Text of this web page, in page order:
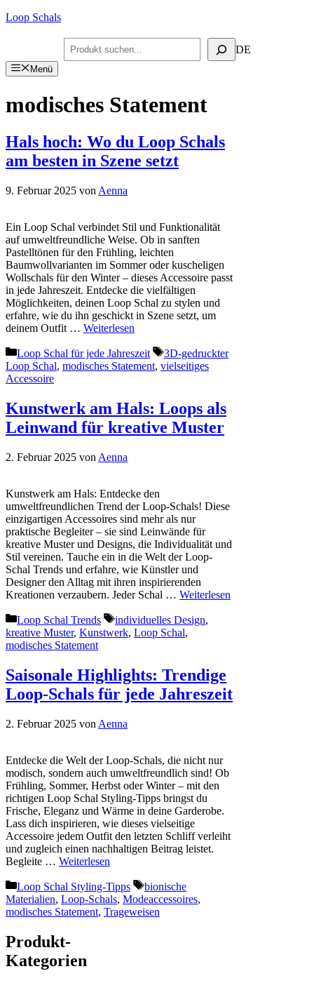
Zum
Loop Schals
Suchen DE
Menü
modisches Statement
Hals hoch: Wo du Loop Schals
am besten in Szene setzt
9. Februar 2025 von Aenna
Ein Loop Schal verbindet Stil und Funktionalität
auf umweltfreundliche Weise. Ob in sanften
Pastelltönen für den Frühling, leichten
Baumwollvarianten im Sommer oder kuscheligen
Wollschals für den Winter – dieses Accessoire passt
in jede Jahreszeit. Entdecke die vielfältigen
Möglichkeiten, deinen Loop Schal zu stylen und
erfahre, wie du ihn geschickt in Szene setzt, um
deinem Outfit … Weiterlesen
Kategorien
Loop Schal für jede Jahreszeit Schlagwörter
3D-gedruckter
Loop Schal, modisches Statement, vielseitiges
Accessoire
Kunstwerk am Hals: Loops als
Leinwand für kreative Muster
2. Februar 2025 von Aenna
Kunstwerk am Hals: Entdecke den
umweltfreundlichen Trend der Loop-Schals! Diese
einzigartigen Accessoires sind mehr als nur
praktische Begleiter – sie sind Leinwände für
kreative Muster und Designs, die Individualität und
Stil vereinen. Tauche ein in die Welt der Loop-
Schal Trends und erfahre, wie Künstler und
Designer den Alltag mit ihren inspirierenden
Kreationen verzaubern. Jeder Schal … Weiterlesen
Kategorien
Loop Schal Trends Schlagwörter
individuelles Design,
kreative Muster, Kunstwerk, Loop Schal,
modisches Statement
Saisonale Highlights: Trendige
Loop-Schals für jede Jahreszeit
2. Februar 2025 von Aenna
Entdecke die Welt der Loop-Schals, die nicht nur
modisch, sondern auch umweltfreundlich sind! Ob
Frühling, Sommer, Herbst oder Winter – mit den
richtigen Loop Schal Styling-Tipps bringst du
Frische, Eleganz und Wärme in deine Garderobe.
Lass dich inspirieren, wie dieses vielseitige
Accessoire jedem Outfit den letzten Schliff verleiht
und zugleich einen nachhaltigen Beitrag leistet.
Begleite … Weiterlesen
Kategorien
Loop Schal Styling-Tipps Schlagwörter
bionische
Materialien, Loop-Schals, Modeaccessoires,
modisches Statement, Trageweisen
Produkt-
Kategorien